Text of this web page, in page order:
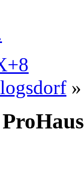
»